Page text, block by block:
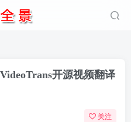
开源视频翻译
关注